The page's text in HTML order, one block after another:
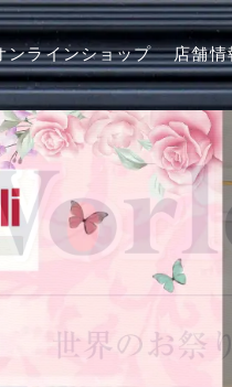
ンラインショップ 店舗情